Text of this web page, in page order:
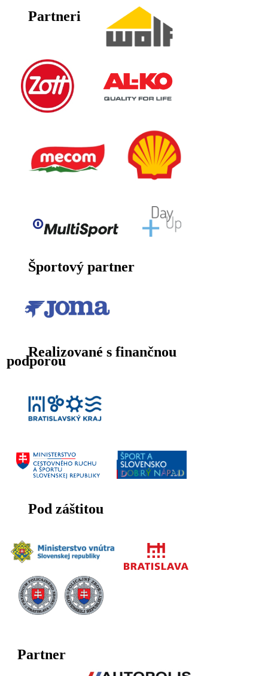
Partneri
Športový partner
Realizované s finančnou
podporou
Pod záštitou
Partner